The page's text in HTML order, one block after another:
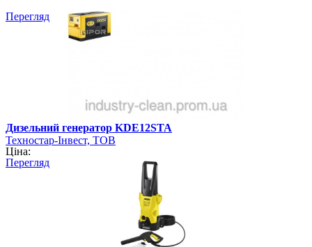
Перегляд
Дизельний генератор KDЕ12STA
Техностар-Інвест, ТОВ
Ціна:
Перегляд